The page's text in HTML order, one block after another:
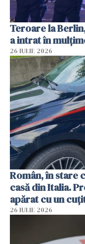
Teroare la
a intrat în
26 IULIE 2026
Român, în stare
casă din Italia.
apărat cu un
26 IULIE 2026